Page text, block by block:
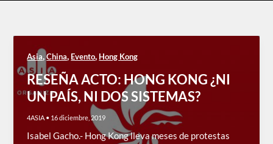
Asia,China, Evento, Hong Kong
RESEÑA ACTO: HONG KONG ¿NI
UN PAÍS, NI DOS SISTEMAS?
4ASIA • 16 diciembre, 2019
Isabel Gacho.- Hong Kong lleva meses de protestas